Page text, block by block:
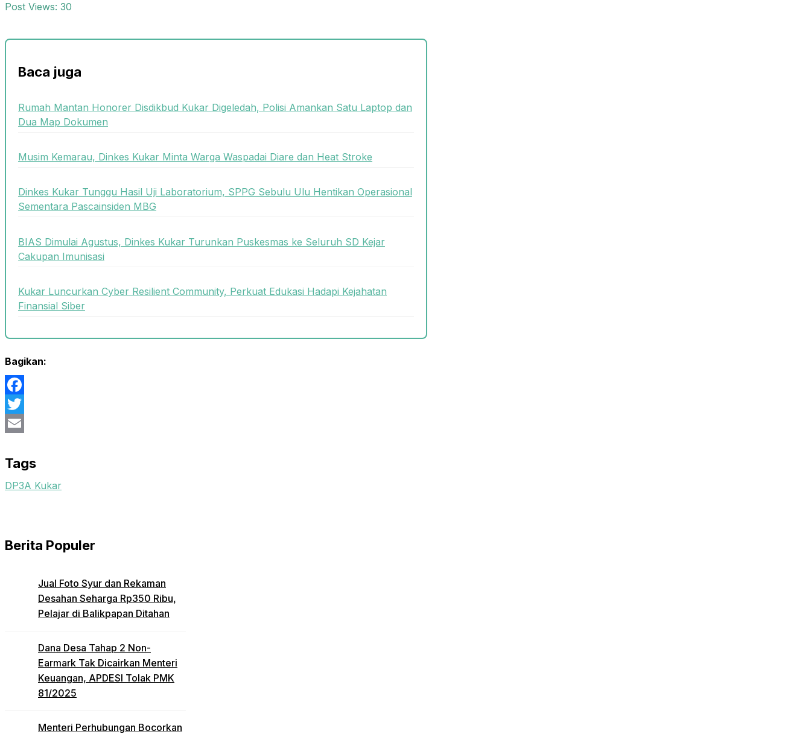
Post Views: 30
Baca juga
Rumah Mantan Honorer Disdikbud Kukar Digeledah, Polisi Amankan Satu Laptop dan
Dua Map Dokumen
Musim Kemarau, Dinkes Kukar Minta Warga Waspadai Diare dan Heat Stroke
Dinkes Kukar Tunggu Hasil Uji Laboratorium, SPPG Sebulu Ulu Hentikan Operasional
Sementara Pascainsiden MBG
BIAS Dimulai Agustus, Dinkes Kukar Turunkan Puskesmas ke Seluruh SD Kejar
Cakupan Imunisasi
Kukar Luncurkan Cyber Resilient Community, Perkuat Edukasi Hadapi Kejahatan
Finansial Siber
Bagikan:
Facebook
Twitter
Tags
DP3A Kukar
Berita Populer
Jual Foto Syur dan Rekaman
Desahan Seharga Rp350 Ribu,
Pelajar di Balikpapan Ditahan
Dana Desa Tahap 2 Non-
Earmark Tak Dicairkan Menteri
Keuangan, APDESI Tolak PMK
81/2025
Menteri Perhubungan Bocorkan